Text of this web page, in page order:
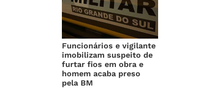
Funcionários e vigilante
imobilizam suspeito de
furtar fios em obra e
homem acaba preso
pela BM